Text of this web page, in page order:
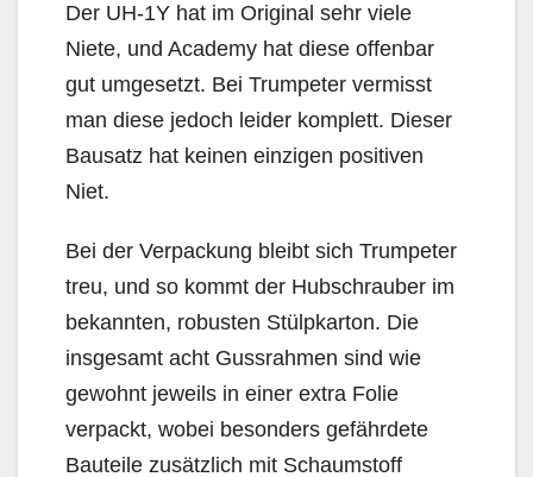
Der UH-1Y hat im Original sehr viele
Niete, und Academy hat diese offenbar
gut umgesetzt. Bei Trumpeter vermisst
man diese jedoch leider komplett. Dieser
Bausatz hat keinen einzigen positiven
Niet.
Bei der Verpackung bleibt sich Trumpeter
treu, und so kommt der Hubschrauber im
bekannten, robusten Stülpkarton. Die
insgesamt acht Gussrahmen sind wie
gewohnt jeweils in einer extra Folie
verpackt, wobei besonders gefährdete
Bauteile zusätzlich mit Schaumstoff